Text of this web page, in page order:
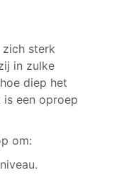
zich sterk
in zulke
diep het
een oproep
om: